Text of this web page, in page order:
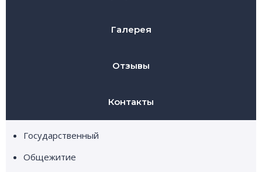
Галерея
Отзывы
Контакты
Государственный
Общежитие